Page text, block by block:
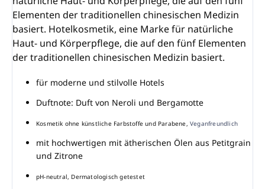
Elementen der traditionellen chinesischen Medizin
basiert. Hotelkosmetik, eine Marke für natürliche
Haut- und Körperpflege, die auf den fünf Elementen
der traditionellen chinesischen Medizin basiert.
für moderne und stilvolle Hotels
Duftnote: Duft von Neroli und Bergamotte
Kosmetik ohne künstliche Farbstoffe und Parabene, Veganfreundlich
mit hochwertigen mit ätherischen Ölen aus Petitgrain
und Zitrone
pH-neutral, Dermatologisch getestet